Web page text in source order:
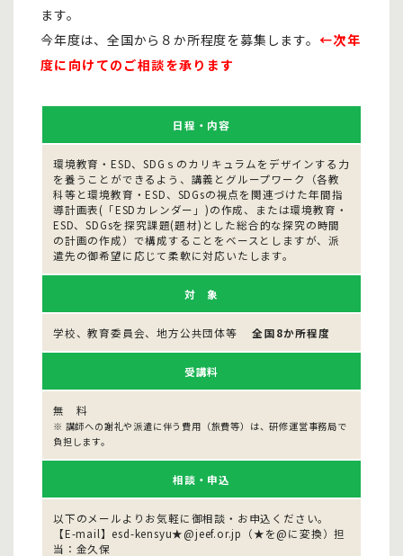
ます。
今年度は、全国から８か所程度を募集します。 ←次年
度に向けてのご相談を承ります
日程・内容
環境教育・ESD、SDGｓのカリキュラムをデザインする力
を養うことができるよう、講義とグループワーク（各教
科等と環境教育・ESD、SDGsの視点を関連づけた年間指
導計画表(「ESDカレンダー」)の作成、または環境教育・
ESD、SDGsを探究課題(題材)とした総合的な探究の時間
の計画の作成）で構成することをベースとしますが、派
遣先の御希望に応じて柔軟に対応いたします。
対 象
学校、教育委員会、地方公共団体等全国8か所程度
受講料
無 料
※ 講師への謝礼や派遣に伴う費用（旅費等）は、研修運営事務局で
負担します。
相談・申込
以下のメールよりお気軽に御相談・お申込ください。
【E-mail】esd-kensyu★@jeef.or.jp（★を@に変換）担
当：金久保